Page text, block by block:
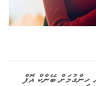
ބޭންކް އޮފް